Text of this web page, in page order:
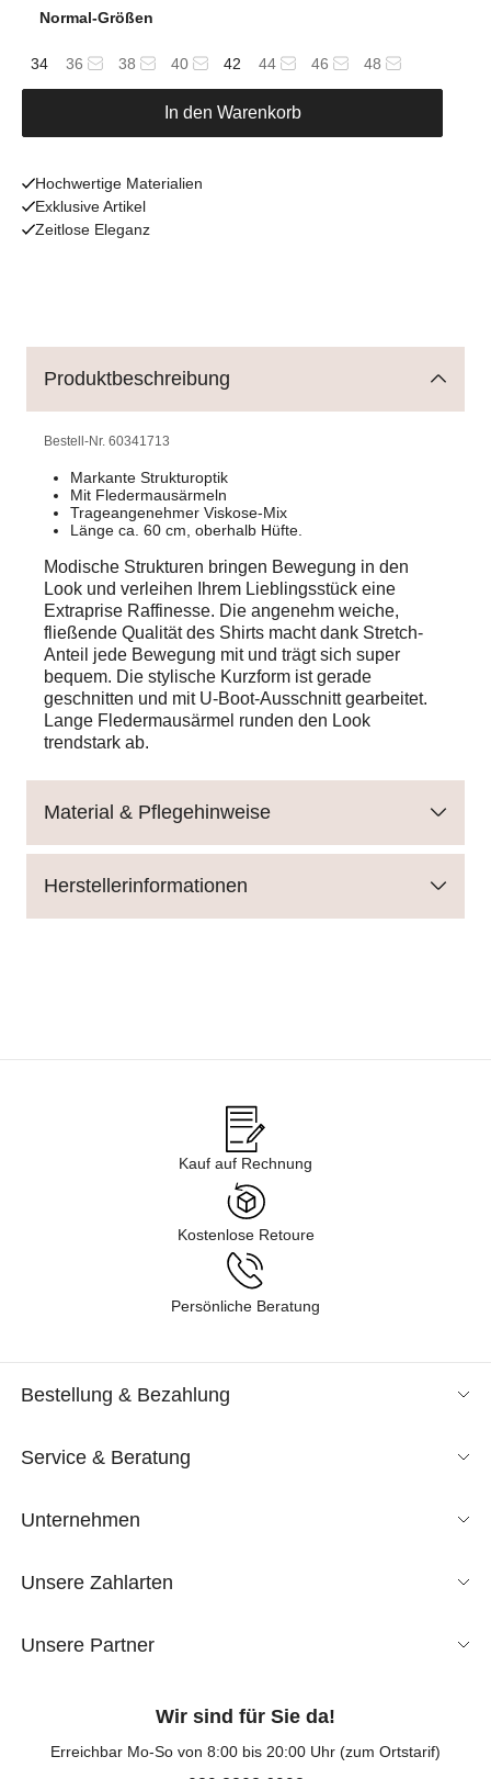
Normal-Größen
34 36 38 40 42 44 46 48
In den Warenkorb
Hochwertige Materialien
Exklusive Artikel
Zeitlose Eleganz
Produktbeschreibung
Bestell-Nr. 60341713
Markante Strukturoptik
Mit Fledermausärmeln
Trageangenehmer Viskose-Mix
Länge ca. 60 cm, oberhalb Hüfte.
Modische Strukturen bringen Bewegung in den
Look und verleihen Ihrem Lieblingsstück eine
Extraprise Raffinesse. Die angenehm weiche,
fließende Qualität des Shirts macht dank Stretch-
Anteil jede Bewegung mit und trägt sich super
bequem. Die stylische Kurzform ist gerade
geschnitten und mit U-Boot-Ausschnitt gearbeitet.
Lange Fledermausärmel runden den Look
trendstark ab.
Material & Pflegehinweise
Herstellerinformationen
Kauf auf Rechnung
Kostenlose Retoure
Persönliche Beratung
Bestellung & Bezahlung
Service & Beratung
Unternehmen
Unsere Zahlarten
Unsere Partner
Wir sind für Sie da!
Erreichbar Mo-So von 8:00 bis 20:00 Uhr (zum Ortstarif)